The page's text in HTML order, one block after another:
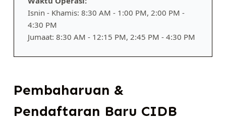
Isnin - Khamis: 8:30 AM - 1:00 PM, 2:00 PM -
4:30 PM
Jumaat: 8:30 AM - 12:15 PM, 2:45 PM - 4:30 PM
Pembaharuan &
Pendaftaran Baru CIDB